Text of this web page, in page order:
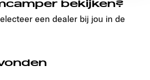
bekijken?
een dealer bij jou in de